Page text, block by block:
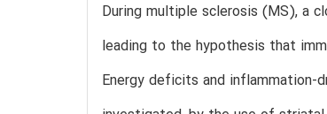
During multiple sclerosis (MS), a
leading to the hypothesis that
Energy deficits and inflammation-